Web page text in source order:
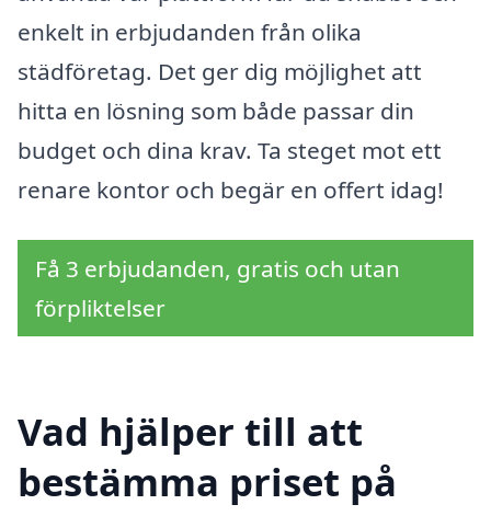
enkelt in erbjudanden från olika
städföretag. Det ger dig möjlighet att
hitta en lösning som både passar din
budget och dina krav. Ta steget mot ett
renare kontor och begär en offert idag!
Få 3 erbjudanden, gratis och utan
förpliktelser
Vad hjälper till att
bestämma priset på